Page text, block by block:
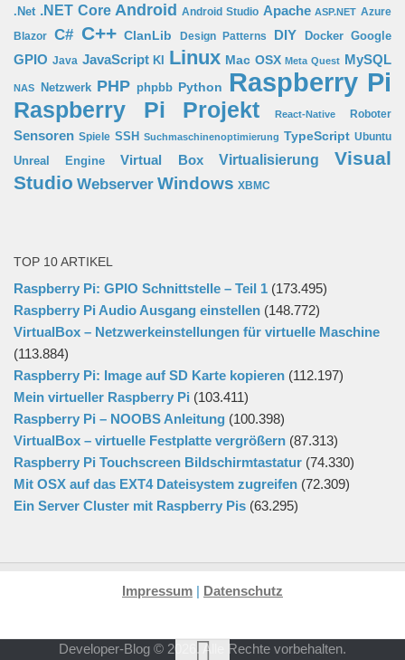
.Net .NET Core Android Android Studio Apache ASP.NET Azure
Blazor C# C++ ClanLib Design Patterns DIY Docker Google
GPIO Java JavaScript KI Linux Mac OSX Meta Quest MySQL
NAS Netzwerk PHP phpbb Python Raspberry Pi
Raspberry Pi Projekt React-Native Roboter
Sensoren Spiele SSH Suchmaschinenoptimierung TypeScript Ubuntu
Unreal Engine
Virtual Box Virtualisierung
Visual
Studio Webserver Windows XBMC
TOP 10 ARTIKEL
Raspberry Pi: GPIO Schnittstelle – Teil 1 (173.495)
Raspberry Pi Audio Ausgang einstellen (148.772)
VirtualBox – Netzwerkeinstellungen für virtuelle Maschine
(113.884)
Raspberry Pi: Image auf SD Karte kopieren (112.197)
Mein virtueller Raspberry Pi (103.411)
Raspberry Pi – NOOBS Anleitung (100.398)
VirtualBox – virtuelle Festplatte vergrößern (87.313)
Raspberry Pi Touchscreen Bildschirmtastatur (74.330)
Mit OSX auf das EXT4 Dateisystem zugreifen (72.309)
Ein Server Cluster mit Raspberry Pis (63.295)
Impressum | Datenschutz
Developer-Blog © 2026. Alle Rechte vorbehalten.